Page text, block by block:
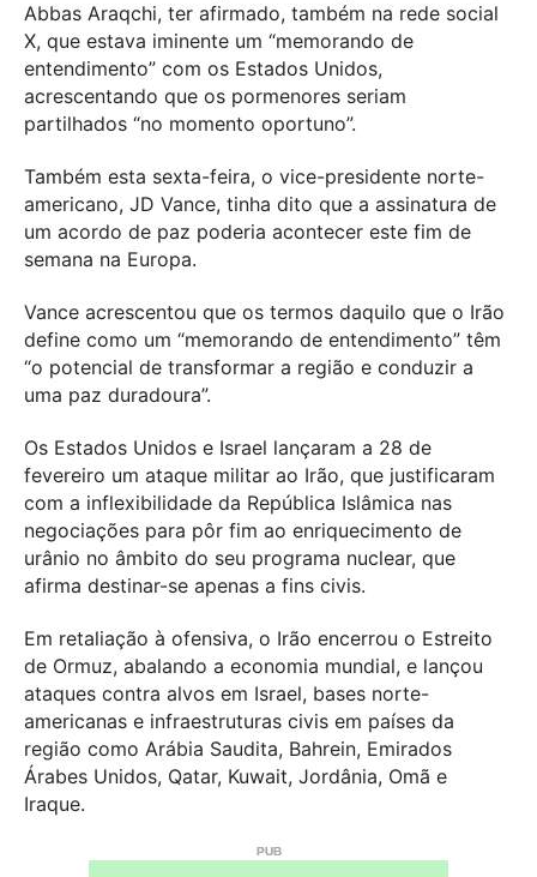
Abbas Araqchi, ter afirmado, também na rede social
X, que estava iminente um “memorando de
entendimento” com os Estados Unidos,
acrescentando que os pormenores seriam
partilhados “no momento oportuno”.
Também esta sexta-feira, o vice-presidente norte-
americano, JD Vance, tinha dito que a assinatura de
um acordo de paz poderia acontecer este fim de
semana na Europa.
Vance acrescentou que os termos daquilo que o Irão
define como um “memorando de entendimento” têm
“o potencial de transformar a região e conduzir a
uma paz duradoura”.
Os Estados Unidos e Israel lançaram a 28 de
fevereiro um ataque militar ao Irão, que justificaram
com a inflexibilidade da República Islâmica nas
negociações para pôr fim ao enriquecimento de
urânio no âmbito do seu programa nuclear, que
afirma destinar-se apenas a fins civis.
Em retaliação à ofensiva, o Irão encerrou o Estreito
de Ormuz, abalando a economia mundial, e lançou
ataques contra alvos em Israel, bases norte-
americanas e infraestruturas civis em países da
região como Arábia Saudita, Bahrein, Emirados
Árabes Unidos, Qatar, Kuwait, Jordânia, Omã e
Iraque.